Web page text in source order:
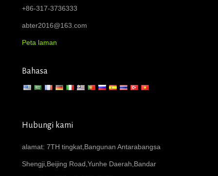
+86-317-3736333
abter2016@163.com
Peta laman
Bahasa
Hubungi kami
alamat: 7TH tingkat,Bangunan Antarabangsa
Shengji,Beijing Road,Yunhe Daerah,Bandar